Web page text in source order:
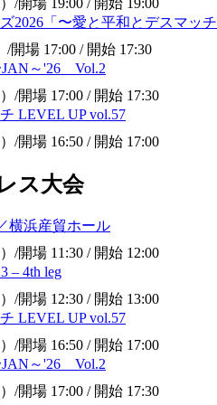
2026「〜愛と平和とデスマッ
/開場 17:00 / 開始 17:30
～'26 Vol.2
/開場 17:00 / 開始 17:30
LEVEL UP vol.57
/開場 16:50 / 開始 17:00
ス大会
横浜産貿ホール
/開場 11:30 / 開始 12:00
– 4th leg
/開場 12:30 / 開始 13:00
LEVEL UP vol.57
/開場 16:50 / 開始 17:00
～'26 Vol.2
/開場 17:00 / 開始 17:30